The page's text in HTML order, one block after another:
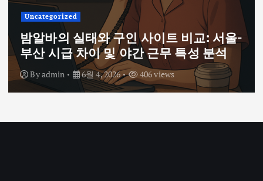
Uncategorized
밤알바의 실태와 구인 사이트 비교: 서울-
부산 시급 차이 및 야간 근무 특성 분석
Byadmin 6월 4, 2026 406 views